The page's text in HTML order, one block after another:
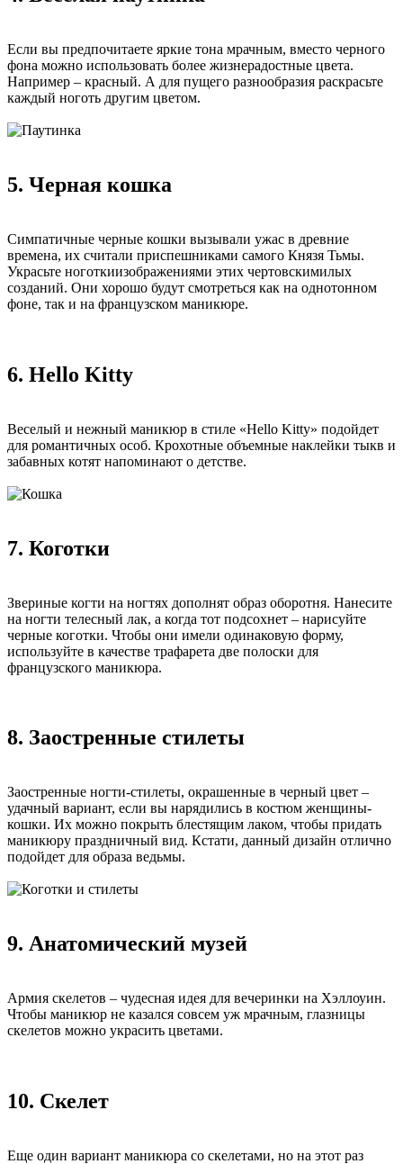
Если вы предпочитаете яркие тона мрачным, вместо черного
фона можно использовать более жизнерадостные цвета.
Например – красный. А для пущего разнообразия раскрасьте
каждый ноготь другим цветом.
5. Черная кошка
Симпатичные черные кошки вызывали ужас в древние
времена, их считали приспешниками самого Князя Тьмы.
Украсьте ноготкиизображениями этих чертовскимилых
созданий. Они хорошо будут смотреться как на однотонном
фоне, так и на французском маникюре.
6. Hello Kitty
Веселый и нежный маникюр в стиле «Hello Kitty» подойдет
для романтичных особ. Крохотные объемные наклейки тыкв и
забавных котят напоминают о детстве.
7. Коготки
Звериные когти на ногтях дополнят образ оборотня. Нанесите
на ногти телесный лак, а когда тот подсохнет – нарисуйте
черные коготки. Чтобы они имели одинаковую форму,
используйте в качестве трафарета две полоски для
французского маникюра.
8. Заостренные стилеты
Заостренные ногти-стилеты, окрашенные в черный цвет –
удачный вариант, если вы нарядились в костюм женщины-
кошки. Их можно покрыть блестящим лаком, чтобы придать
маникюру праздничный вид. Кстати, данный дизайн отлично
подойдет для образа ведьмы.
9. Анатомический музей
Армия скелетов – чудесная идея для вечеринки на Хэллоуин.
Чтобы маникюр не казался совсем уж мрачным, глазницы
скелетов можно украсить цветами.
10. Скелет
Еще один вариант маникюра со скелетами, но на этот раз